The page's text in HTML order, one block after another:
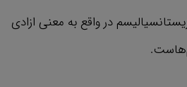
در واقع به معنی ازادی